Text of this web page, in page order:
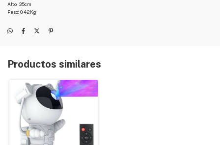
Alto: 35cm
Peso: 0.42Kg
Productos similares